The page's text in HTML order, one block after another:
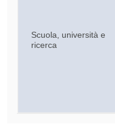
Scuola, università e
ricerca